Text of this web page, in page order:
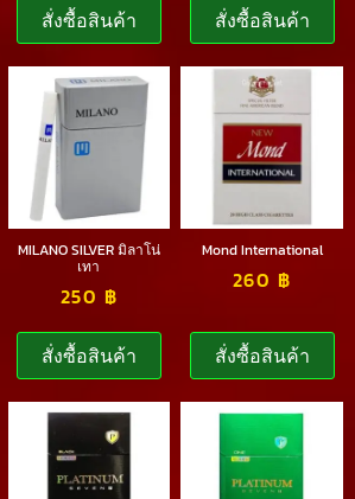
สั่งซื้อสินค้า สั่งซื้อสินค้า
MILANO SILVER มิลาโน่
เทา
250 ฿
สั่งซื้อสินค้า
Mond International
260 ฿
สั่งซื้อสินค้า